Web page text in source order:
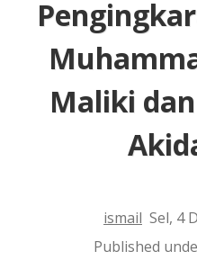
Maliki
ismail Sel, 4
Published